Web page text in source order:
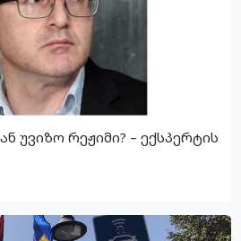
უვიზო რეჟიმი? – ექსპერტის